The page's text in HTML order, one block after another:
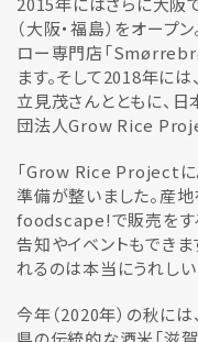
（大阪・福島）をオー
ロー専門店「
ます。そして2018年に
立見茂さんとともに、
団法人Grow Rice
「Grow Rice Projectに
準備が整いました。産地
foodscape!で販売をす
告知やイベントもでき
れるのは本当にうれしい
今年（2020年）の秋に